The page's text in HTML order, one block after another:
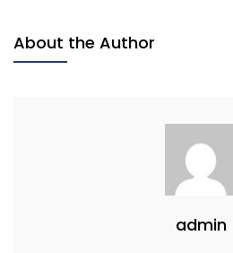
About the Author
admin